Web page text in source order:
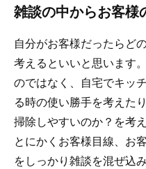
雑談の中からお客様
自分がお客様だったらど
考えるといいと思います
のではなく、自宅でキッ
る時の使い勝手を考えた
掃除しやすいのか？を考
とにかくお客様目線、お
をしっかり雑談を混ぜ込